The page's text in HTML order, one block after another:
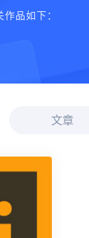
作品如下：
文章